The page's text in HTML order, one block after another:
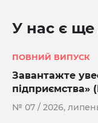
У нас є
ПОВНИЙ ВИПУСК
Завантажте
підприємства»
№ 07 / 2026,